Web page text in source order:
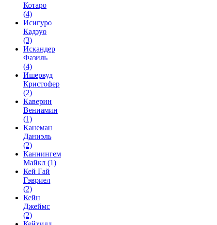
Котаро
(4)
Исигуро
Кадзуо
(3)
Искандер
Фазиль
(4)
Ишервуд
Кристофер
(2)
Каверин
Вениамин
(1)
Канеман
Даниэль
(2)
Каннингем
Майкл (1)
Кей Гай
Гэвриел
(2)
Кейн
Джеймс
(2)